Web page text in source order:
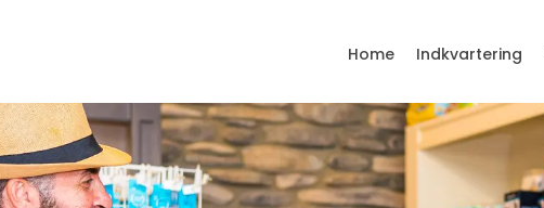
Home Indkvartering